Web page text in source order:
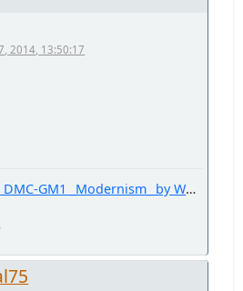
2014, 13:50:17
_Modernism_ by Welter Oberfell.jpg